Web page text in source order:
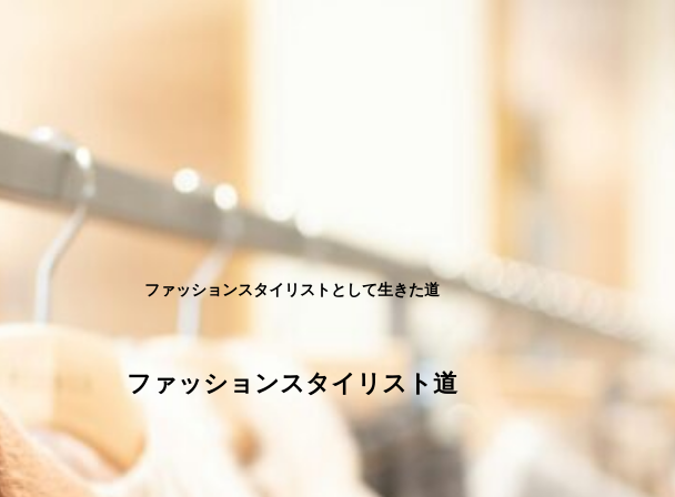
ファッションスタイリストとして生きた道
ファッションスタイリスト道